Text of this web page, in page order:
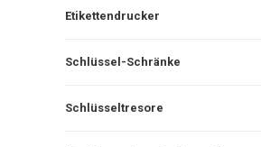
Etikettendrucker
Schlüssel-Schränke
Schlüsseltresore